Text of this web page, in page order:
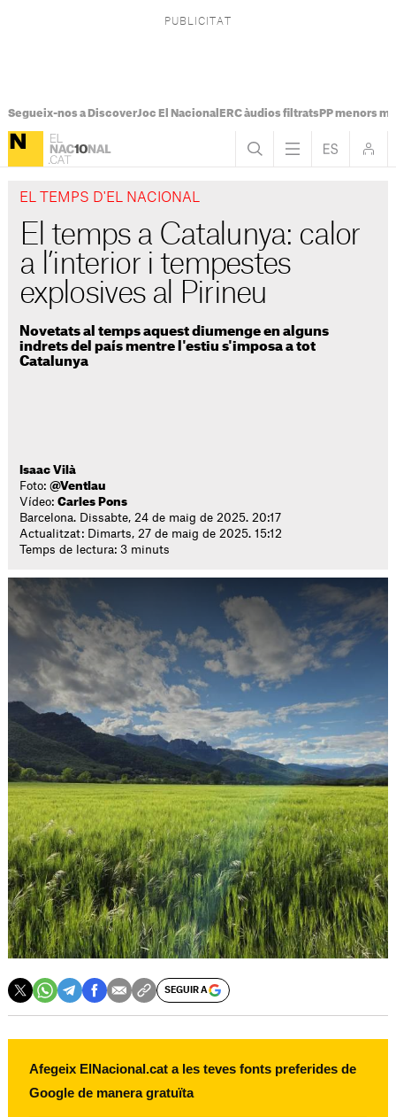
Segueix-nos a DiscoverJoc El Nacional ERC àudios filtratsPP menors
EL TEMPS D'EL NACIONAL
El temps a Catalunya: calor
a l’interior i tempestes
explosives al Pirineu
Novetats al temps aquest diumenge en alguns
indrets del país mentre l'estiu s'imposa a tot
Catalunya
Isaac Vilà
Foto:@Ventlau
Vídeo:Carles Pons
Barcelona. Dissabte, 24 de maig de 2025. 20:17
Actualitzat: Dimarts, 27 de maig de 2025. 15:12
Temps de lectura: 3 minuts
SEGUIR A
Afegeix ElNacional.cat a les teves fonts preferides de
Google de manera gratuïta